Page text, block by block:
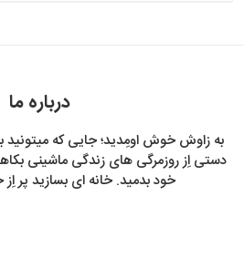
درباره ما
به زاوش خوش اومِدید؛ جایی که میتونید
دستی اِز روزمرگی های زندگی ماشینی
خود بدمید. خانه ای بسازید